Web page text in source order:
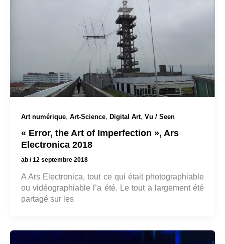
Art numérique, Art-Science, Digital Art, Vu / Seen
« Error, the Art of Imperfection », Ars
Electronica 2018
ab /12 septembre 2018
A Ars Electronica, tout ce qui était photographiable
ou vidéographiable l’a été. Le tout a largement été
partagé sur les